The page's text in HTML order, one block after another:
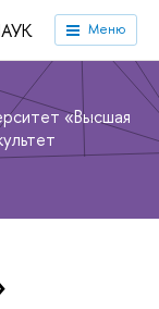
Меню
«Высшая